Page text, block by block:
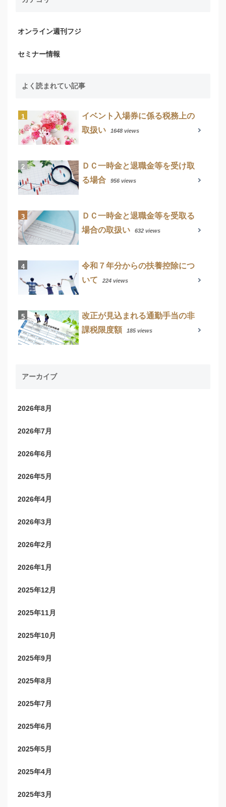
オンライン週刊フジ
セミナー情報
よく読まれてい記事
イベント入場券に係る税務上の
取扱い
1648 views
ＤＣ一時金と退職金等を受け取
る場合
956 views
ＤＣ一時金と退職金等を受取る
場合の取扱い
632 views
令和７年分からの扶養控除につ
いて
224 views
改正が見込まれる通勤手当の非
課税限度額
185 views
アーカイブ
2026年8月
2026年7月
2026年6月
2026年5月
2026年4月
2026年3月
2026年2月
2026年1月
2025年12月
2025年11月
2025年10月
2025年9月
2025年8月
2025年7月
2025年6月
2025年5月
2025年4月
2025年3月